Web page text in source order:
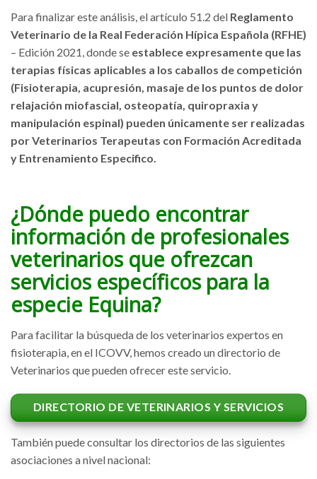
Para finalizar este análisis, el artículo 51.2 del Reglamento
Veterinario de la Real Federación Hípica Española (RFHE)
– Edición 2021, donde se establece expresamente que las
terapias físicas aplicables a los caballos de competición
(Fisioterapia, acupresión, masaje de los puntos de dolor
relajación miofascial, osteopatía, quiropraxia y
manipulación espinal) pueden únicamente ser realizadas
por Veterinarios Terapeutas con Formación Acreditada
y Entrenamiento Especifico.
¿Dónde puedo encontrar
información de profesionales
veterinarios que ofrezcan
servicios específicos para la
especie Equina?
Para facilitar la búsqueda de los veterinarios expertos en
fisioterapia, en el ICOVV, hemos creado un directorio de
Veterinarios que pueden ofrecer este servicio.
DIRECTORIO DE VETERINARIOS Y SERVICIOS
También puede consultar los directorios de las siguientes
asociaciones a nivel nacional: